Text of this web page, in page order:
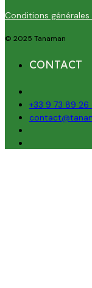
Conditions
© 2025 Tanaman
CONTACT
+33 9 73 89 26